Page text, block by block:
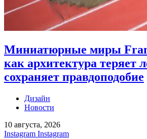
Миниатюрные миры
как архитектура теряет
сохраняет правдоподобие
Дизайн
Новости
10 августа, 2026
Instagram Instagram